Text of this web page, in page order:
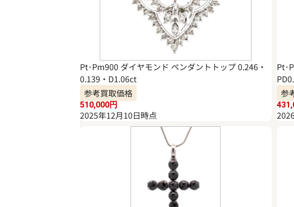
Pt･Pm900 ダイヤモンド ペンダントトップ 0.246・
0.139・D1.06ct
参考買取価格
510,000円
2025年12月10日時点
Pt･
参